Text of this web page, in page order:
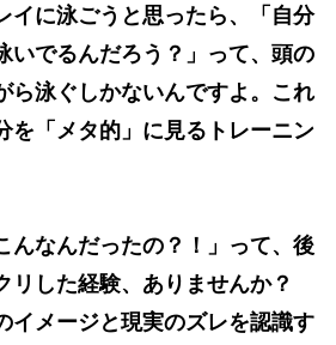
イに泳ごうと思ったら、
「自分
いでるんだろう？」って、頭の
ら泳ぐしかないんですよ。これ
を「メタ的」に見るトレーニン
んなんだったの？！」って、後
リした経験、ありませんか？
イメージと現実のズレを認識す